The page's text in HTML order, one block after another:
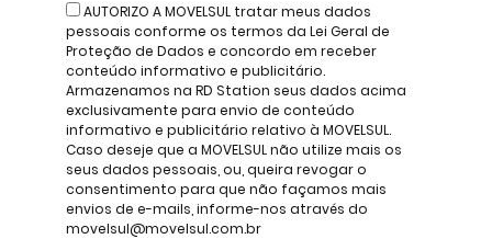
AUTORIZO A MOVELSUL tratar meus dados
pessoais conforme os termos da Lei Geral de
Proteção de Dados e concordo em receber
conteúdo informativo e publicitário.
Armazenamos na RD Station seus dados acima
exclusivamente para envio de conteúdo
informativo e publicitário relativo à MOVELSUL.
Caso deseje que a MOVELSUL não utilize mais os
seus dados pessoais, ou, queira revogar o
consentimento para que não façamos mais
envios de e-mails, informe-nos através do
movelsul@movelsul.com.br